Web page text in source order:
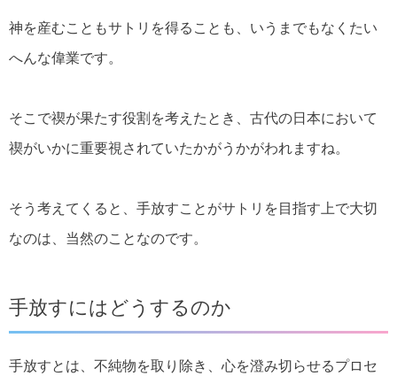
神を産むこともサトリを得ることも、いうまでもなくたい
へんな偉業です。
そこで禊が果たす役割を考えたとき、古代の日本において
禊がいかに重要視されていたかがうかがわれますね。
そう考えてくると、手放すことがサトリを目指す上で大切
なのは、当然のことなのです。
手放すにはどうするのか
手放すとは、不純物を取り除き、心を澄み切らせるプロセ